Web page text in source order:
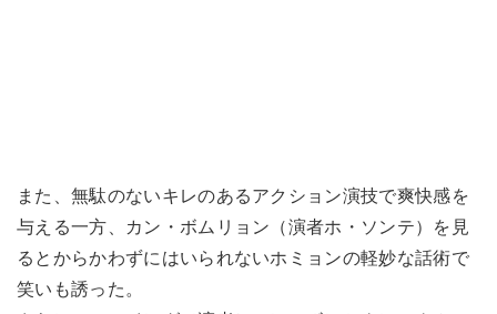
また、無駄のないキレのあるアクション演技で爽快感を
与える一方、カン・ボムリョン（演者ホ・ソンテ）を見
るとからかわずにはいられないホミョンの軽妙な話術で
笑いも誘った。